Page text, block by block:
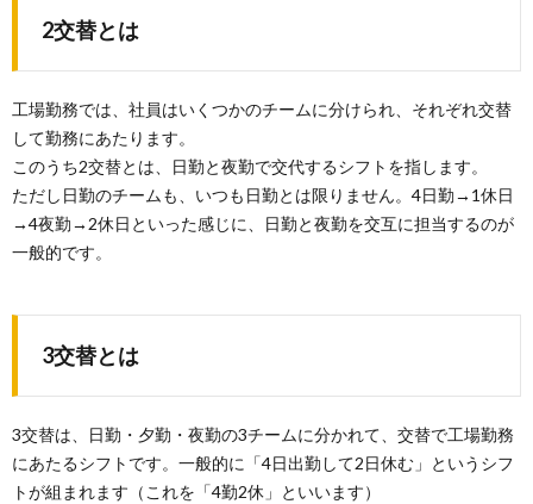
2交替とは
工場勤務では、社員はいくつかのチームに分けられ、それぞれ交替
して勤務にあたります。
このうち2交替とは、日勤と夜勤で交代するシフトを指します。
ただし日勤のチームも、いつも日勤とは限りません。4日勤→1休日
→4夜勤→2休日といった感じに、日勤と夜勤を交互に担当するのが
一般的です。
3交替とは
3交替は、日勤・夕勤・夜勤の3チームに分かれて、交替で工場勤務
にあたるシフトです。一般的に「4日出勤して2日休む」というシフ
トが組まれます（これを「4勤2休」といいます）